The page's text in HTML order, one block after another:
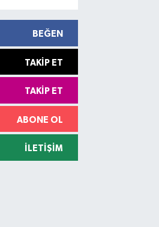
BEĞEN
TAKIP ET
TAKIP ET
ABONE OL
İLETIŞIM